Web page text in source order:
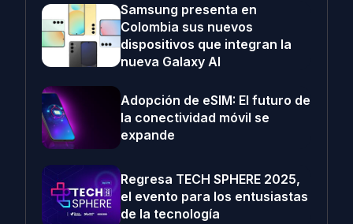
Samsung presenta en
Colombia sus nuevos
dispositivos que integran la
nueva Galaxy AI
Adopción de eSIM: El futuro de
la conectividad móvil se
expande
Regresa TECH SPHERE 2025,
el evento para los entusiastas
de la tecnología